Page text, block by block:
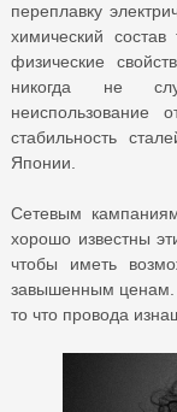
переплавку
химический
физические
никогда не
неиспользование
стабильность
Японии.
Сетевым
хорошо известны
чтобы иметь
завышенным ценам.
то что провода